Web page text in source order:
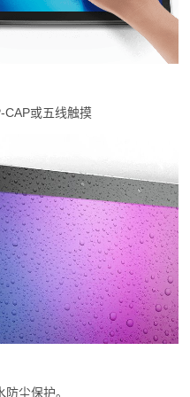
CAP或五线触摸
尘保护。